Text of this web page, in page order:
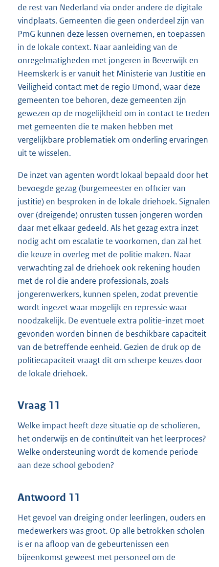
de rest van Nederland via onder andere de digitale
vindplaats. Gemeenten die geen onderdeel zijn van
PmG kunnen deze lessen overnemen, en toepassen
in de lokale context. Naar aanleiding van de
onregelmatigheden met jongeren in Beverwijk en
Heemskerk is er vanuit het Ministerie van Justitie en
Veiligheid contact met de regio IJmond, waar deze
gemeenten toe behoren, deze gemeenten zijn
gewezen op de mogelijkheid om in contact te treden
met gemeenten die te maken hebben met
vergelijkbare problematiek om onderling ervaringen
uit te wisselen.
De inzet van agenten wordt lokaal bepaald door het
bevoegde gezag (burgemeester en officier van
justitie) en besproken in de lokale driehoek. Signalen
over (dreigende) onrusten tussen jongeren worden
daar met elkaar gedeeld. Als het gezag extra inzet
nodig acht om escalatie te voorkomen, dan zal het
die keuze in overleg met de politie maken. Naar
verwachting zal de driehoek ook rekening houden
met de rol die andere professionals, zoals
jongerenwerkers, kunnen spelen, zodat preventie
wordt ingezet waar mogelijk en repressie waar
noodzakelijk. De eventuele extra politie-inzet moet
gevonden worden binnen de beschikbare capaciteit
van de betreffende eenheid. Gezien de druk op de
politiecapaciteit vraagt dit om scherpe keuzes door
de lokale driehoek.
Vraag 11
Welke impact heeft deze situatie op de scholieren,
het onderwijs en de continuïteit van het leerproces?
Welke ondersteuning wordt de komende periode
aan deze school geboden?
Antwoord 11
Het gevoel van dreiging onder leerlingen, ouders en
medewerkers was groot. Op alle betrokken scholen
is er na afloop van de gebeurtenissen een
bijeenkomst geweest met personeel om de